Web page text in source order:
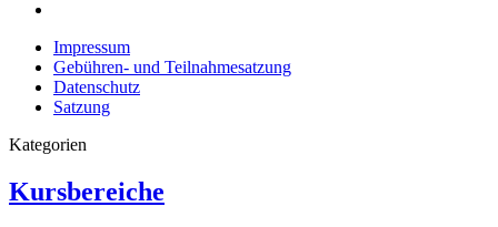
Impressum
Gebühren- und Teilnahmesatzung
Datenschutz
Satzung
Kategorien
Kursbereiche